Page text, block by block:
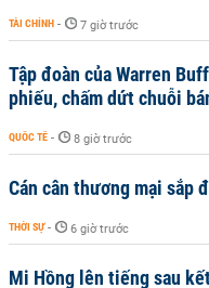
TÀI CHÍNH - 7 giờ trước
Tập đoàn của Warren
phiếu, chấm dứt chuỗi
QUỐC TẾ - 8 giờ trước
Cán cân thương mại sắp
THỜI SỰ - 6 giờ trước
Mi Hồng lên tiếng sau